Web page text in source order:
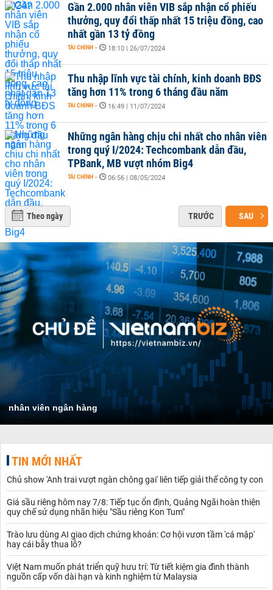
Gần 2.000 nhân viên VIB sắp nhận cổ phiếu
thưởng, quy đổi thấp nhất 15 triệu đồng, cao
nhất gần 13 tỷ đồng
TÀI CHÍNH - 18:10 | 26/07/2024
Thu nhập lĩnh vực tài chính, kinh doanh BĐS
tăng hơn 11% trong 6 tháng đầu năm
TÀI CHÍNH - 16:49 | 11/07/2024
Những ngân hàng chịu chi nhất cho nhân viên
trong quý I/2024: Techcombank dẫn đầu,
TPBank, MB vượt nhóm Big4
TÀI CHÍNH - 06:56 | 08/05/2024
Theo ngày TRƯỚC SAU
nhân viên ngân hàng
TIN MỚI NHẤT
Chủ show 'Anh trai vượt ngàn chông gai' liên tiếp giải thế công ty con
Giá sầu riêng hôm nay 7/8: Tiếp tục ổn định, Quảng Ngãi hoàn thiện
quy chế sử dụng nhãn hiệu "Sầu riêng Kon Tum"
Trào lưu dùng AI giao dịch chứng khoán: Cơ hội vươn tầm 'cá mập'
hay cái bẫy thua lỗ?
Việt Nam muốn phát triển quỹ hưu trí: Từ tiết kiệm gia đình thành
nguồn cấp vốn dài hạn và kinh nghiệm từ Malaysia